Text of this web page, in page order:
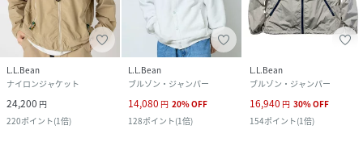
L.L.Bean
ナイロンジャケット
24,200 円
220ポイント(1倍)
L.L.Bean
ブルゾン・ジャンパー
14,080 円 20%OFF
128ポイント(1倍)
L.L.Bean
ブルゾン・ジャンパー
16,940 円 30%OFF
154ポイント(1倍)